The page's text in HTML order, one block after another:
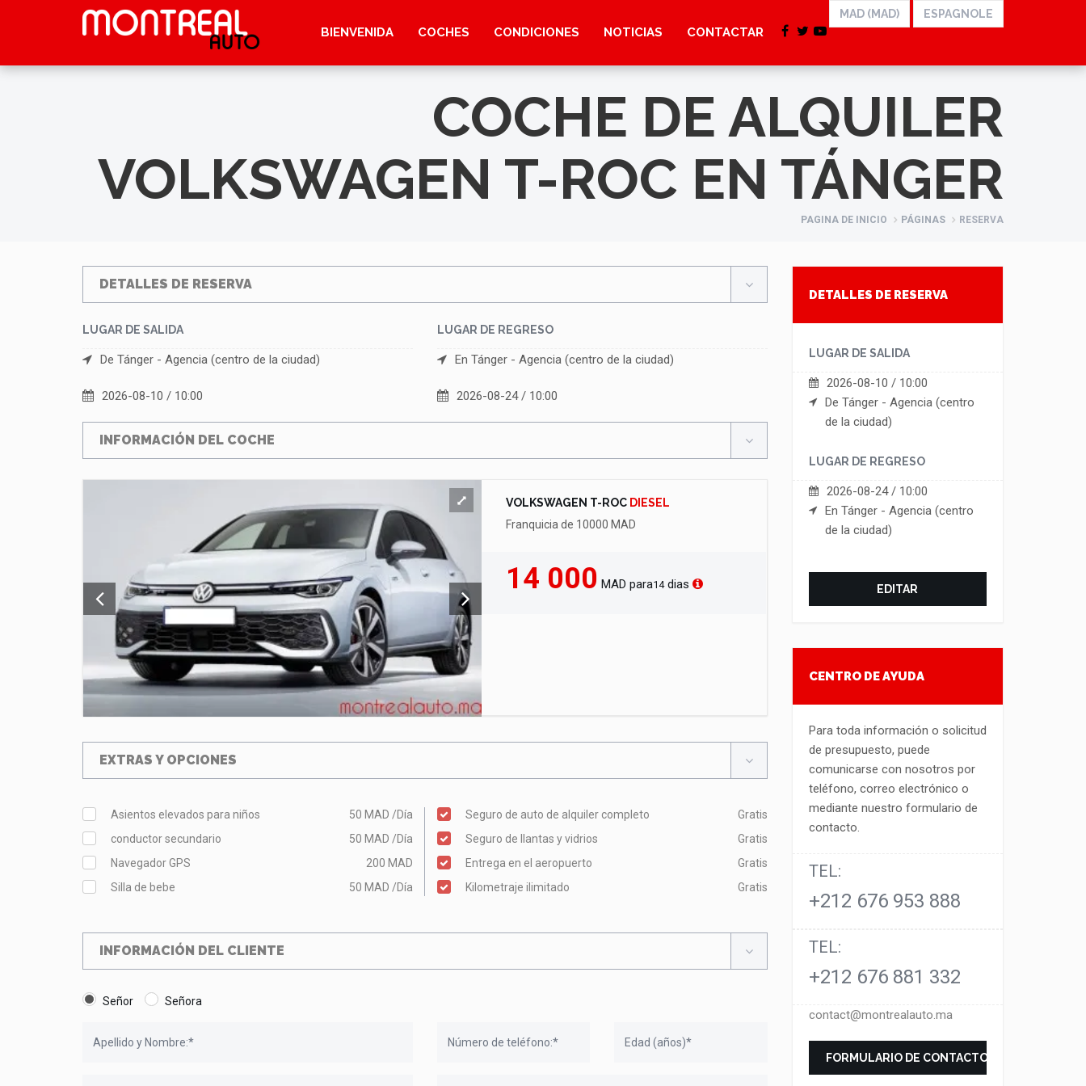
BIENVENIDA COCHES CONDICIONES NOTICIAS CONTACTAR
COCHE DE ALQUILER
VOLKSWAGEN T-ROC EN TÁNGER
PAGINA DE INICIO PÁGINAS RESERVA
DETALLES DE RESERVA
LUGAR DE SALIDA
De Tánger - Agencia (centro de la ciudad)
2026-08-10 / 10:00
LUGAR DE REGRESO
En Tánger - Agencia (centro de la ciudad)
2026-08-24 / 10:00
INFORMACIÓN DEL COCHE
VOLKSWAGEN T-ROC DIESEL
Franquicia de 10000 MAD
14 000 MADpara14dias
EXTRAS Y OPCIONES
Asientos elevados para niños 50 MAD /Día
conductor secundario
50 MAD /Día
Navegador GPS
200 MAD
Silla de bebe
50 MAD /Día
Seguro de auto de alquiler completo
Gratis
Seguro de llantas y vidrios
Gratis
Entrega en el aeropuerto
Gratis
Kilometraje ilimitado
Gratis
INFORMACIÓN DEL CLIENTE
Señor Señora
DETALLES DE RESERVA
LUGAR DE SALIDA
2026-08-10 / 10:00
De Tánger - Agencia (centro
de la ciudad)
LUGAR DE REGRESO
2026-08-24 / 10:00
En Tánger - Agencia (centro
de la ciudad)
EDITAR
CENTRO DE AYUDA
Para toda información o solicitud
de presupuesto, puede
comunicarse con nosotros por
teléfono, correo electrónico o
mediante nuestro formulario de
contacto.
TEL:
+212 676 953 888
TEL:
+212 676 881 332
contact@montrealauto.ma
FORMULARIO DE CONTACTO